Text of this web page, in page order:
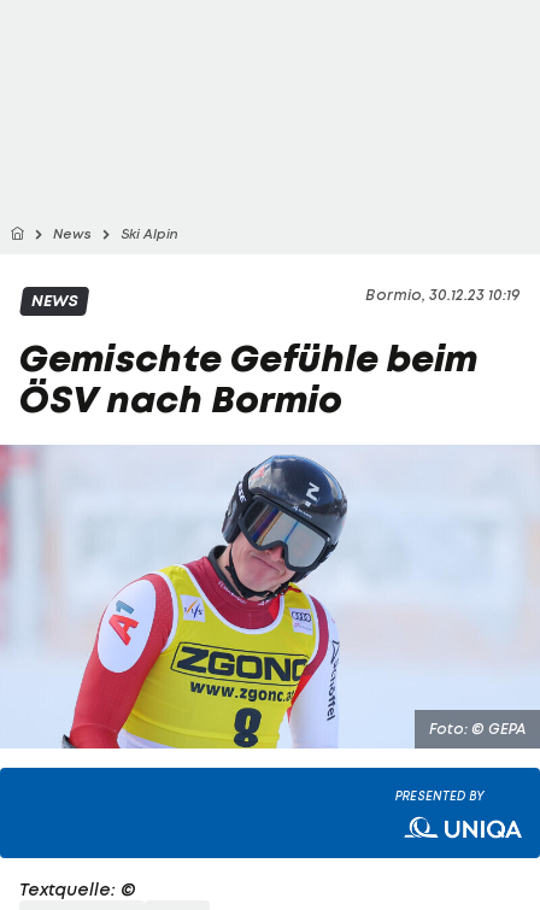
News Ski Alpin
Bormio, 30.12.23 10:19
NEWS
Gemischte Gefühle beim
ÖSV nach Bormio
Foto: © GEPA
PRESENTED BY
Textquelle: ©